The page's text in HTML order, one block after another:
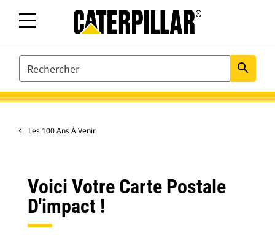
SEARCH search
Les 100 Ans À Venir
Voici Votre Carte Postale
D'impact !